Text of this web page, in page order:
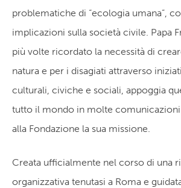
problematiche di “ecologia umana”,
implicazioni sulla società civile. Papa
più volte ricordato la necessità di
natura e per i disagiati attraverso
culturali, civiche e sociali, appoggia
tutto il mondo in molte comunicazioni
alla Fondazione la sua missione.
Creata ufficialmente nel corso di una
organizzativa tenutasi a Roma e